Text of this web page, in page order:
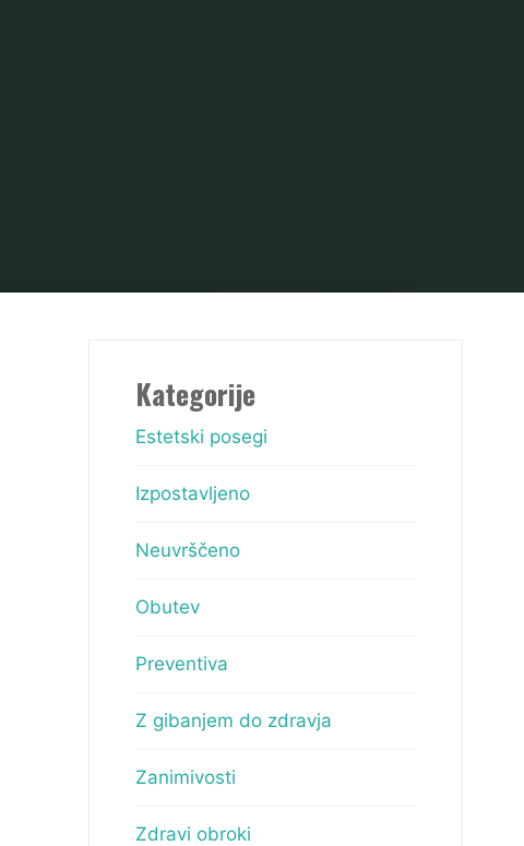
Kategorije
Estetski posegi
Izpostavljeno
Neuvrščeno
Obutev
Preventiva
Z gibanjem do zdravja
Zanimivosti
Zdravi obroki